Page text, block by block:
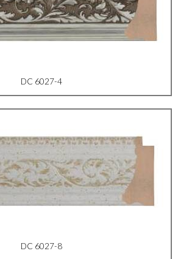
DC 6027-4
DC 6027-8